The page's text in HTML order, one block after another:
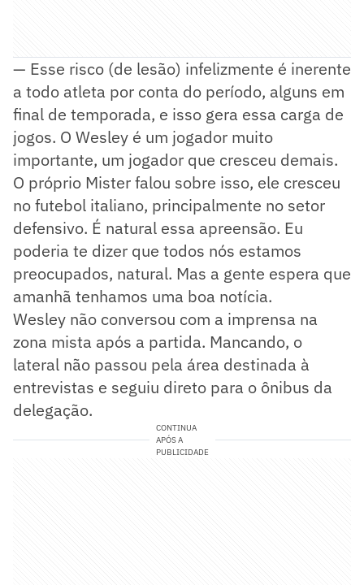
— Esse risco (de lesão) infelizmente é inerente
a todo atleta por conta do período, alguns em
final de temporada, e isso gera essa carga de
jogos. O Wesley é um jogador muito
importante, um jogador que cresceu demais.
O próprio Mister falou sobre isso, ele cresceu
no futebol italiano, principalmente no setor
defensivo. É natural essa apreensão. Eu
poderia te dizer que todos nós estamos
preocupados, natural. Mas a gente espera que
amanhã tenhamos uma boa notícia.
Wesley não conversou com a imprensa na
zona mista após a partida. Mancando, o
lateral não passou pela área destinada à
entrevistas e seguiu direto para o ônibus da
delegação.
CONTINUA
APÓS A
PUBLICIDADE